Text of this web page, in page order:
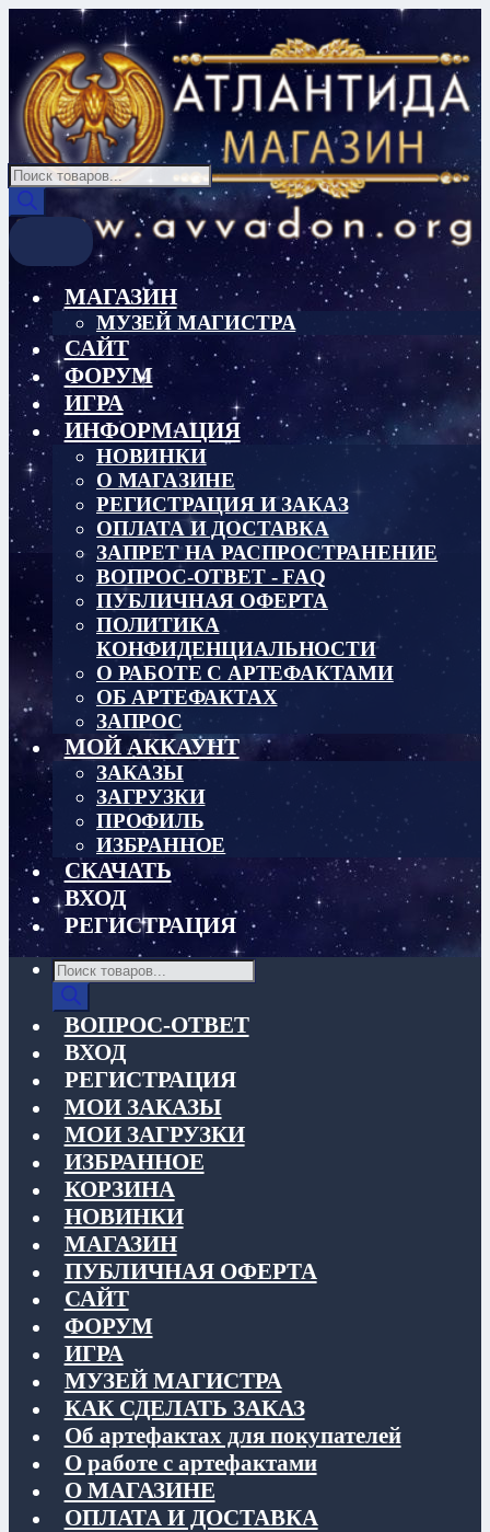
Перейти
навигации
Перейти
содержимому
Поиск
товаров
МАГАЗИН
МУЗЕЙ МАГИСТРА
САЙТ
ФОРУМ
ИГРА
ИНФОРМАЦИЯ
НОВИНКИ
О МАГАЗИНЕ
РЕГИСТРАЦИЯ И ЗАКАЗ
ОПЛАТА И ДОСТАВКА
ЗАПРЕТ НА РАСПРОСТРАНЕНИЕ
ВОПРОС-ОТВЕТ - FAQ
ПУБЛИЧНАЯ ОФЕРТА
ПОЛИТИКА
КОНФИДЕНЦИАЛЬНОСТИ
О РАБОТЕ С АРТЕФАКТАМИ
ОБ АРТЕФАКТАХ
ЗАПРОС
МОЙ АККАУНТ
ЗАКАЗЫ
ЗАГРУЗКИ
ПРОФИЛЬ
ИЗБРАННОЕ
СКАЧАТЬ
ВХОД
РЕГИСТРАЦИЯ
Поиск
товаров
ВОПРОС-ОТВЕТ
ВХОД
РЕГИСТРАЦИЯ
МОИ ЗАКАЗЫ
МОИ ЗАГРУЗКИ
ИЗБРАННОЕ
КОРЗИНА
НОВИНКИ
МАГАЗИН
ПУБЛИЧНАЯ ОФЕРТА
САЙТ
ФОРУМ
ИГРА
МУЗЕЙ МАГИСТРА
КАК СДЕЛАТЬ ЗАКАЗ
Об артефактах для покупателей
О работе с артефактами
О МАГАЗИНЕ
ОПЛАТА И ДОСТАВКА